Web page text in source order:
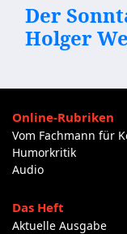
Der
Holger
Online-Rubriken
Vom Fachmann für
Humorkritik
Audio
Das Heft
Aktuelle Ausgabe